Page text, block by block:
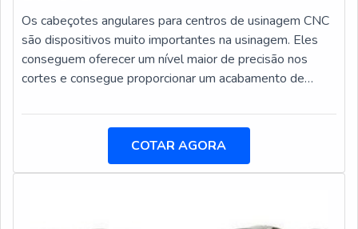
QUALIDADE COMPROVADASomente na DFG
Ferramentas sempre tem a solução mais buscada na
área de venda e manutenção de ferramentas. Com foco
na experiência dos clientes, oferece itens variados como
centro P com ótima qualidade e proteção.Com o objetivo
de trazer a satisfação a todos os clientes, a empresa
entende que seu melhor destaque é conquistar a
Os cabeçotes angulares para centros de usinagem CNC
são dispositivos muito importantes na usinagem. Eles
conseguem oferecer um nível maior de precisão nos
cortes e consegue proporcionar um acabamento de
trabalhadas. São versáteis e utilizados em centros de
acessório Mandrilhadoras; Fresadoras portais; Tornos
verticais e horizontais; Entre outros.Os cabeçotes
COTAR AGORA